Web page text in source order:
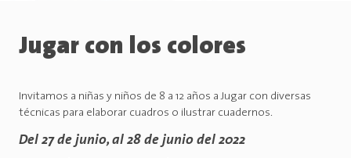
Jugar con los colores
Invitamos a niñas y niños de 8 a 12 años a Jugar con diversas
técnicas para elaborar cuadros o ilustrar cuadernos.
Del 27 de junio, al 28 de junio del 2022